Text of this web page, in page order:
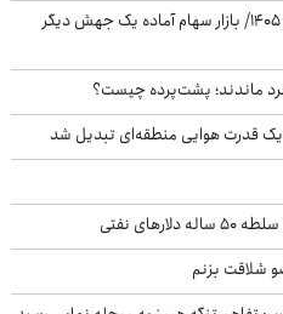
پیش‌بینی بورس فردا شنبه ۱۷ مرداد ۱۴۰۵/ بازار سهام آماده یک جهش دیگر
قدرت هوایی منطقه‌ای تبدیل شد
نفتی
شلاقت بزنم